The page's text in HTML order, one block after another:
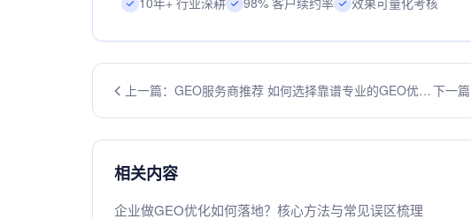
上一篇：GEO服务商推荐 如何选择靠谱专业的GEO优化下一
相关内容
企业做GEO优化如何落地？核心方法与常见误区梳理